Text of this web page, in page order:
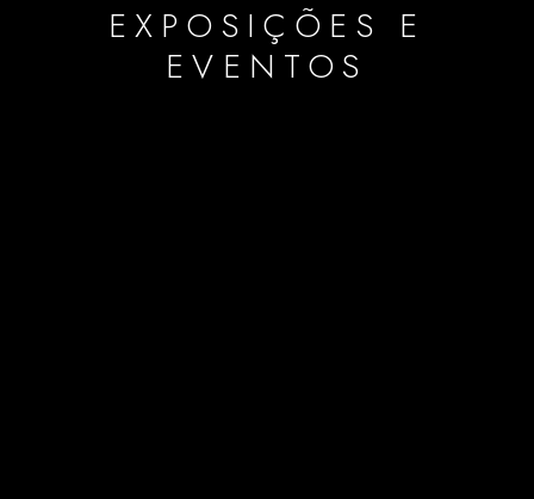
EXPOSIÇÕES E
EVENTOS